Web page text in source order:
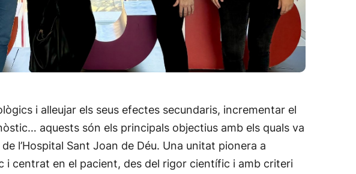
i alleujar els seus efectes secundaris, incrementar el
aquests són els principals objectius amb els quals va
l’Hospital Sant Joan de Déu. Una unitat pionera a
i centrat en el pacient, des del rigor científic i amb criteri